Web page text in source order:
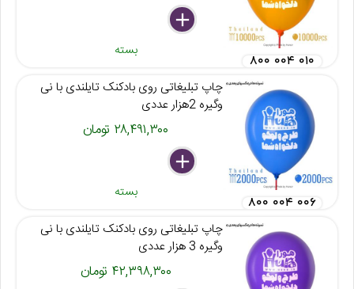
delete
remove
add
بسته
۸۰۰ ۰۰۴ ۰۱۰
چاپ تبلیغاتی روی بادکنک تایلندی با نی
وگیره 2هزار عددی
۲۸,۴۹۱,۳۰۰ تومان
delete
remove
add
بسته
۸۰۰ ۰۰۴ ۰۰۶
چاپ تبلیغاتی روی بادکنک تایلندی با نی
وگیره 3 هزار عددی
۴۲,۳۹۸,۳۰۰ تومان